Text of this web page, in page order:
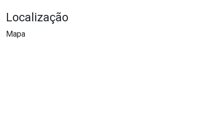
Localização
Mapa